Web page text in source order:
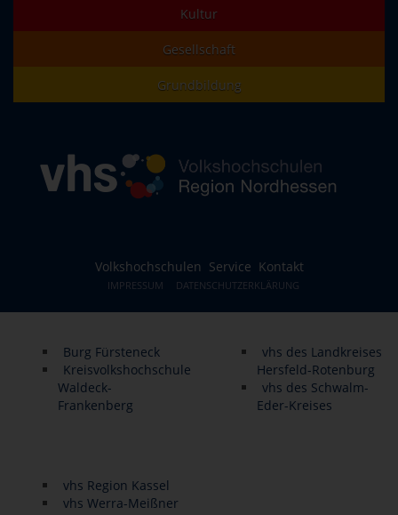
Kultur
Gesellschaft
Grundbildung
Volkshochschulen Service Kontakt
IMPRESSUM DATENSCHUTZERKLÄRUNG
Burg Fürsteneck
Kreisvolkshochschule
Waldeck-
Frankenberg
vhs des Landkreises
Hersfeld-Rotenburg
vhs des Schwalm-
Eder-Kreises
vhs Region Kassel
vhs Werra-Meißner